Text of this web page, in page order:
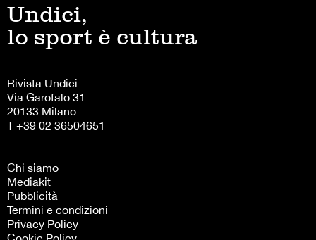
Undici,
lo sport è cultura
Rivista Undici
Via Garofalo 31
20133 Milano
T +39 02 36504651
Chi siamo
Mediakit
Pubblicità
Termini e condizioni
Privacy Policy